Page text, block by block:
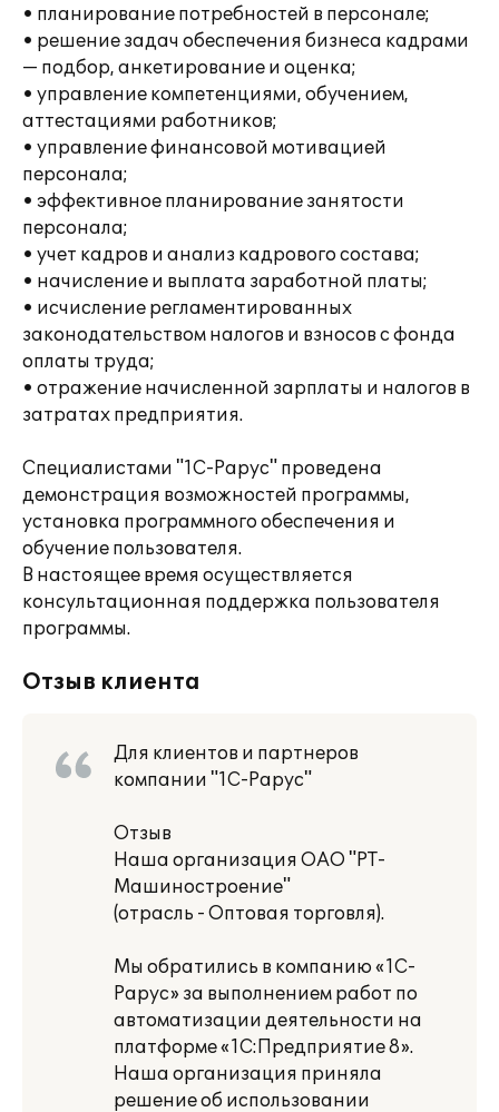
• планирование потребностей в персонале;
• решение задач обеспечения бизнеса кадрами
— подбор, анкетирование и оценка;
• управление компетенциями, обучением,
аттестациями работников;
• управление финансовой мотивацией
персонала;
• эффективное планирование занятости
персонала;
• учет кадров и анализ кадрового состава;
• начисление и выплата заработной платы;
• исчисление регламентированных
законодательством налогов и взносов с фонда
оплаты труда;
• отражение начисленной зарплаты и налогов в
затратах предприятия.
Специалистами "1С-Рарус" проведена
демонстрация возможностей программы,
установка программного обеспечения и
обучение пользователя.
В настоящее время осуществляется
консультационная поддержка пользователя
программы.
Отзыв клиента
Для клиентов и партнеров
компании "1С-Рарус"
Отзыв
Наша организация ОАО "РТ-
Машиностроение"
(отрасль - Оптовая торговля).
Мы обратились в компанию «1С-
Рарус» за выполнением работ по
автоматизации деятельности на
платформе «1С:Предприятие 8».
Наша организация приняла
решение об использовании